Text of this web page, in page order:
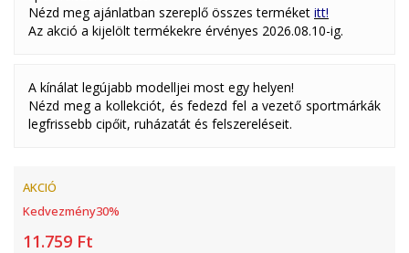
Nézd meg ajánlatban szereplő összes terméket itt!
Az akció a kijelölt termékekre érvényes 2026.08.10-ig.
A kínálat legújabb modelljei most egy helyen!
Nézd meg a kollekciót, és fedezd fel a vezető sportmárkák
legfrissebb cipőit, ruházatát és felszereléseit.
AKCIÓ
Kedvezmény30%
11.759 Ft